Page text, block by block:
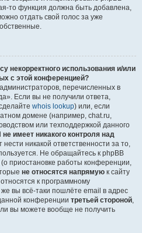
то функция должна быть добавлена,
отдать свой голос за уже
некорректного использования и/или
с этой конференцией?
перечисленных в
Если вы не получили ответа,
whois lookup) или, если
домене (например, chat.ru,
или техподдержкой данного
не имеет никакого контроля над
никакой ответственности за то,
Не обращайтесь к phpBB
приостановке работы конференции,
не относятся напрямую к сайту
к программному
вы всё-таки пошлёте email в адрес
конференции третьей стороной,
вы можете вообще не получить